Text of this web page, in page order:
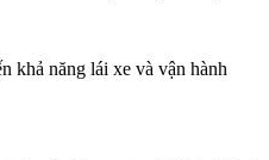
khả năng lái xe và vận hành